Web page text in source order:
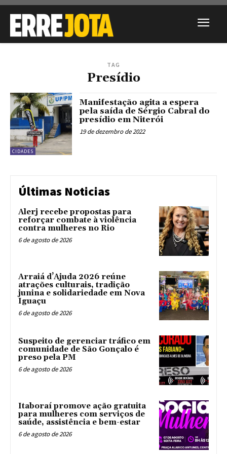
TAG
Presídio
CIDADES
Manifestação agita a espera
pela saída de Sérgio Cabral do
presídio em Niterói
19 de dezembro de 2022
Últimas Noticias
Alerj recebe propostas para
reforçar combate à violência
contra mulheres no Rio
6 de agosto de 2026
Arraiá d’Ajuda 2026 reúne
atrações culturais, tradição
junina e solidariedade em Nova
Iguaçu
6 de agosto de 2026
Suspeito de gerenciar tráfico em
comunidade de São Gonçalo é
preso pela PM
6 de agosto de 2026
Itaboraí promove ação gratuita
para mulheres com serviços de
saúde, assistência e bem-estar
6 de agosto de 2026